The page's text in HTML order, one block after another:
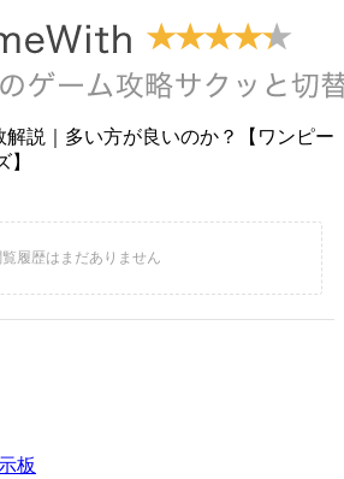
解説｜多い方が良いのか？【ワンピー
板